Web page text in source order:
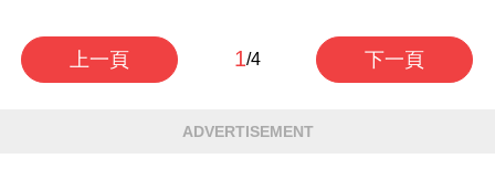
上一頁 1/4 下一頁
ADVERTISEMENT